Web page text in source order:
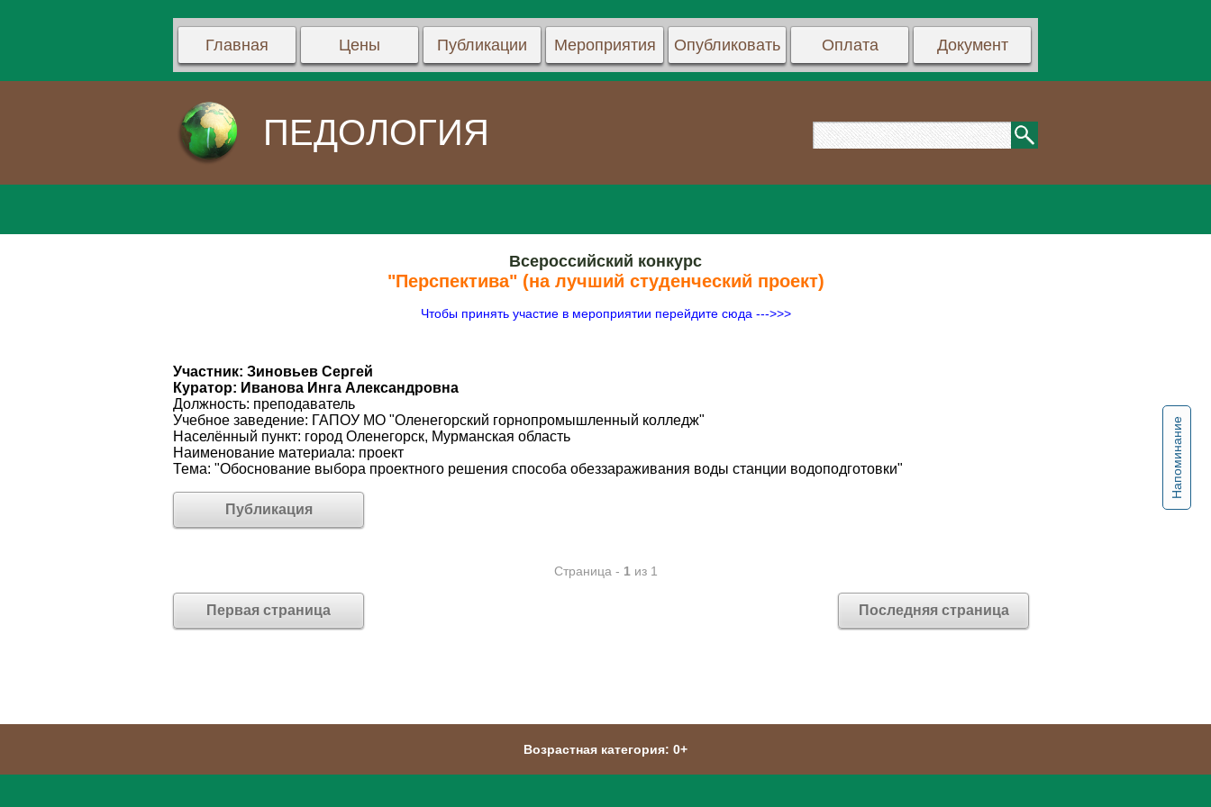
Главная Цены Публикации Мероприятия Опубликовать Оплата Документ
ПЕДОЛОГИЯ
Напоминание
Всероссийский конкурс
"Перспектива" (на лучший студенческий проект)
Чтобы принять участие в мероприятии перейдите сюда --->>>
Участник: Зиновьев Сергей
Куратор: Иванова Инга Александровна
Должность: преподаватель
Учебное заведение: ГАПОУ МО "Оленегорский горнопромышленный колледж"
Населённый пункт: город Оленегорск, Мурманская область
Наименование материала: проект
Тема: "Обоснование выбора проектного решения способа обеззараживания воды станции водоподготовки"
Публикация
Страница - 1 из 1
Первая страница Последняя страница
Возрастная категория: 0+